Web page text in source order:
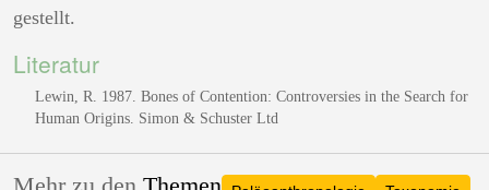
gestellt.
Literatur
Lewin, R. 1987. Bones of Contention: Controversies in the Search for
Human Origins. Simon & Schuster Ltd